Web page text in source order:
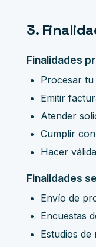
3.
Finalidades
Procesar
Emitir
Atender
Cumplir
Hacer
Finalidades
Envío de
Encuestas
Estudios de